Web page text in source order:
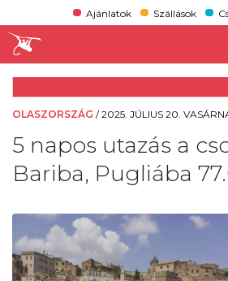
Ajánlatok Szállások
OLASZORSZÁG /2025. JÚLIUS 20.
5 napos utazás a
Bariba, Pugliába